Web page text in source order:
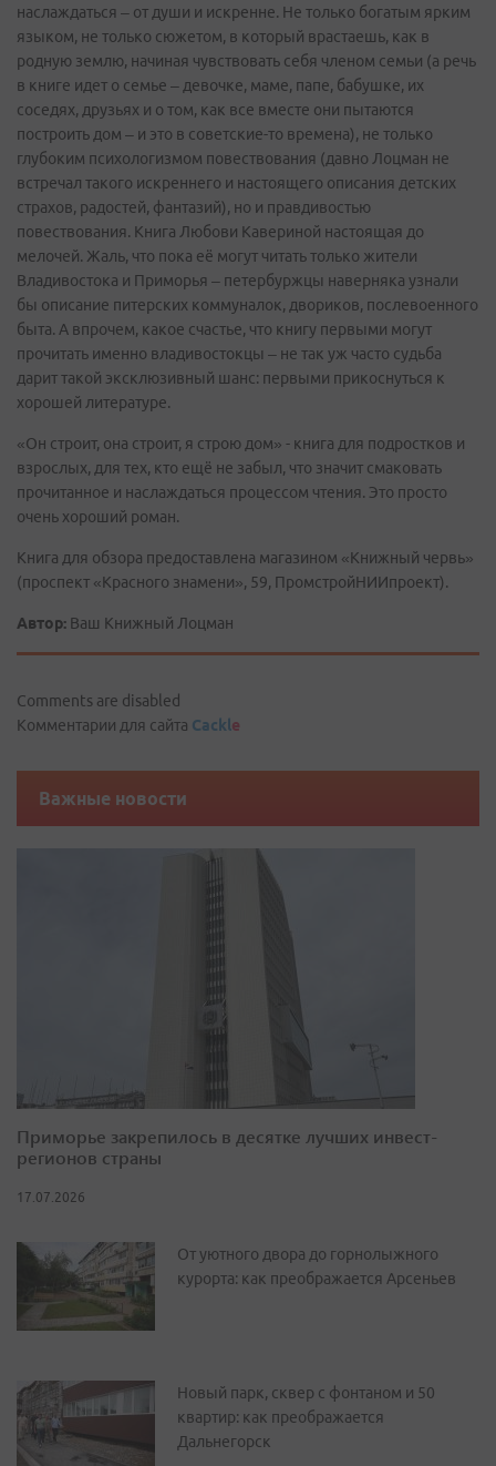
наслаждаться – от души и искренне. Не только богатым ярким
языком, не только сюжетом, в который врастаешь, как в
родную землю, начиная чувствовать себя членом семьи (а речь
в книге идет о семье – девочке, маме, папе, бабушке, их
соседях, друзьях и о том, как все вместе они пытаются
построить дом – и это в советские-то времена), не только
глубоким психологизмом повествования (давно Лоцман не
встречал такого искреннего и настоящего описания детских
страхов, радостей, фантазий), но и правдивостью
повествования. Книга Любови Кавериной настоящая до
мелочей. Жаль, что пока её могут читать только жители
Владивостока и Приморья – петербуржцы наверняка узнали
бы описание питерских коммуналок, двориков, послевоенного
быта. А впрочем, какое счастье, что книгу первыми могут
прочитать именно владивостокцы – не так уж часто судьба
дарит такой эксклюзивный шанс: первыми прикоснуться к
хорошей литературе.
«Он строит, она строит, я строю дом» - книга для подростков и
взрослых, для тех, кто ещё не забыл, что значит смаковать
прочитанное и наслаждаться процессом чтения. Это просто
очень хороший роман.
Книга для обзора предоставлена магазином «Книжный червь»
(проспект «Красного знамени», 59, ПромстройНИИпроект).
Автор: Ваш Книжный Лоцман
Comments are disabled
Комментарии для сайта Cackle
Важные новости
Приморье закрепилось в десятке лучших инвест-
регионов страны
17.07.2026
От уютного двора до горнолыжного
курорта: как преображается Арсеньев
Новый парк, сквер с фонтаном и 50
квартир: как преображается
Дальнегорск